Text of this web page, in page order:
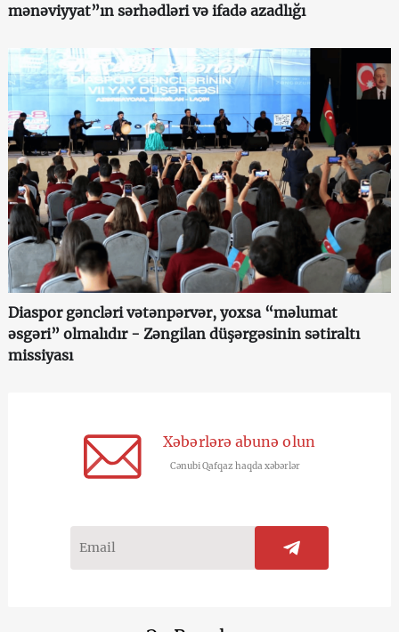
mənəviyyat”ın sərhədləri və ifadə azadlığı
Diaspor gəncləri vətənpərvər, yoxsa “məlumat
əsgəri” olmalıdır - Zəngilan düşərgəsinin sətiraltı
missiyası
Xəbərlərə abunə olun
Cənubi Qafqaz haqda xəbərlər